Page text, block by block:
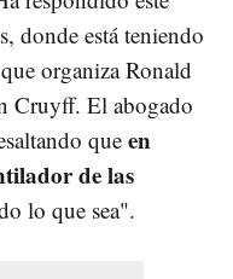
donde está teniendo
organiza Ronald
Cruyff. El abogado
que en
de las
lo que sea".